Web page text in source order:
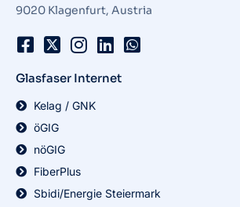
9020 Klagenfurt, Austria
Glasfaser Internet
Kelag / GNK
öGIG
nöGIG
FiberPlus
Sbidi/Energie Steiermark